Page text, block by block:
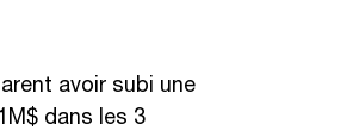
avoir subi une
dans les 3